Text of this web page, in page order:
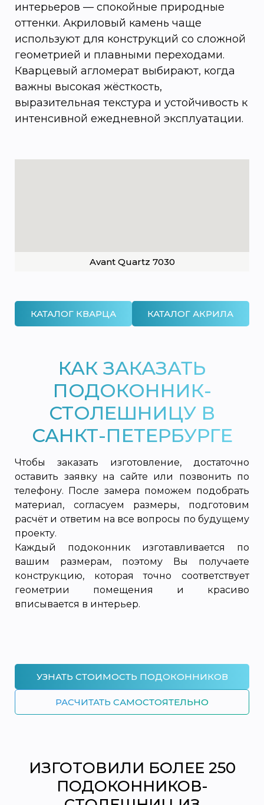
интерьеров — спокойные природные
оттенки. Акриловый камень чаще
используют для конструкций со сложной
геометрией и плавными переходами.
Кварцевый агломерат выбирают, когда
важны высокая жёсткость,
выразительная текстура и устойчивость к
интенсивной ежедневной эксплуатации.
Avant Quartz 7030
КАТАЛОГ КВАРЦА КАТАЛОГ АКРИЛА
КАК ЗАКАЗАТЬ
ПОДОКОННИК-
СТОЛЕШНИЦУ В
САНКТ-ПЕТЕРБУРГЕ
Чтобы заказать изготовление, достаточно
оставить заявку на сайте или позвонить по
телефону. После замера поможем подобрать
материал, согласуем размеры, подготовим
расчёт и ответим на все вопросы по будущему
проекту.
Каждый подоконник изготавливается по
вашим размерам, поэтому Вы получаете
конструкцию, которая точно соответствует
геометрии помещения и красиво
вписывается в интерьер.
УЗНАТЬ СТОИМОСТЬ ПОДОКОННИКОВ
РАСЧИТАТЬ САМОСТОЯТЕЛЬНО
ИЗГОТОВИЛИ БОЛЕЕ 250
ПОДОКОННИКОВ-